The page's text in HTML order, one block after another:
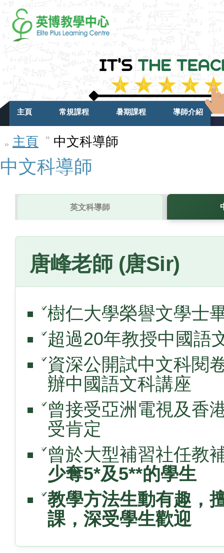
主頁 常規課程 暑期課程 導師介紹
主頁 中文科導師
中文科導師
英文科導師
唐峰老師 (唐Sir)
✓樹仁大學榮譽文學士
✓超過20年教授中國語
✓資深公開試中文科閱
辦中國語文科講座
✓ 曾接受亞洲電視及香
受肯定
✓ 曾於大型補習社任教
少奪5*及5**的學生
✓教學方法生動有趣，
課，深受學生歡迎